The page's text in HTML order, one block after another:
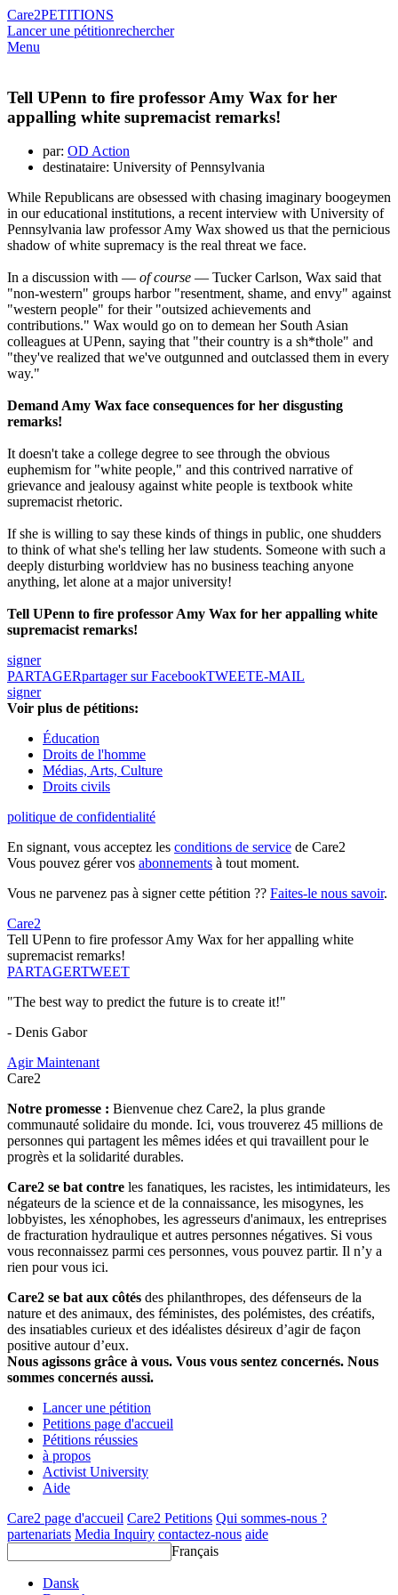
Care2PETITIONS
Lancer une pétitionrechercher
Menu
Tell UPenn to fire professor Amy Wax for her
appalling white supremacist remarks!
par: OD Action
destinataire: University of Pennsylvania
While Republicans are obsessed with chasing imaginary boogeymen
in our educational institutions, a recent interview with University of
Pennsylvania law professor Amy Wax showed us that the pernicious
shadow of white supremacy is the real threat we face.
In a discussion with — of course — Tucker Carlson, Wax said that
"non-western" groups harbor "resentment, shame, and envy" against
"western people" for their "outsized achievements and
contributions." Wax would go on to demean her South Asian
colleagues at UPenn, saying that "their country is a sh*thole" and
"they've realized that we've outgunned and outclassed them in every
way."
Demand Amy Wax face consequences for her disgusting
remarks!
It doesn't take a college degree to see through the obvious
euphemism for "white people," and this contrived narrative of
grievance and jealousy against white people is textbook white
supremacist rhetoric.
If she is willing to say these kinds of things in public, one shudders
to think of what she's telling her law students. Someone with such a
deeply disturbing worldview has no business teaching anyone
anything, let alone at a major university!
Tell UPenn to fire professor Amy Wax for her appalling white
supremacist remarks!
signer
PARTAGERpartager sur FacebookTWEETE-MAIL
signer
Voir plus de pétitions:
Éducation
Droits de l'homme
Médias, Arts, Culture
Droits civils
politique de confidentialité
En signant, vous acceptez les conditions de service de Care2
Vous pouvez gérer vos abonnements à tout moment.
Vous ne parvenez pas à signer cette pétition ?? Faites-le nous savoir.
Care2
Tell UPenn to fire professor Amy Wax for her appalling white
supremacist remarks!
PARTAGERTWEET
"The best way to predict the future is to create it!"
- Denis Gabor
Agir Maintenant
Care2
Notre promesse : Bienvenue chez Care2, la plus grande
communauté solidaire du monde. Ici, vous trouverez 45 millions de
personnes qui partagent les mêmes idées et qui travaillent pour le
progrès et la solidarité durables.
Care2 se bat contre les fanatiques, les racistes, les intimidateurs, les
négateurs de la science et de la connaissance, les misogynes, les
lobbyistes, les xénophobes, les agresseurs d'animaux, les entreprises
de fracturation hydraulique et autres personnes négatives. Si vous
vous reconnaissez parmi ces personnes, vous pouvez partir. Il n’y a
rien pour vous ici.
Care2 se bat aux côtés des philanthropes, des défenseurs de la
nature et des animaux, des féministes, des polémistes, des créatifs,
des insatiables curieux et des idéalistes désireux d’agir de façon
positive autour d’eux.
Nous agissons grâce à vous. Vous vous sentez concernés. Nous
sommes concernés aussi.
Lancer une pétition
Petitions page d'accueil
Pétitions réussies
à propos
Activist University
Aide
Care2 page d'accueil Care2 Petitions Qui sommes-nous ?
partenariats Media Inquiry contactez-nous aide
Français
Dansk